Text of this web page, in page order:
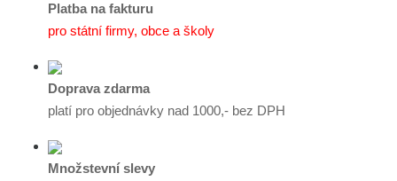
Platba na fakturu
pro státní firmy, obce a školy
Doprava zdarma
platí pro objednávky nad 1000,- bez DPH
Množstevní slevy